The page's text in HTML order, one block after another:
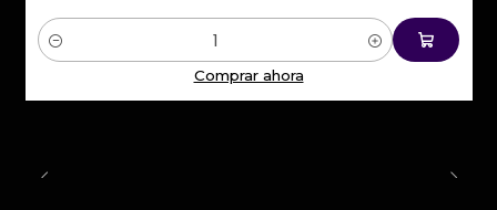
Cantidad
Comprar ahora